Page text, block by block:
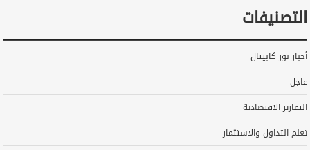
التصنيفات
أخبار نور كابيتال
عاجل
التقارير الاقتصادية
تعلم التداول والاستثمار